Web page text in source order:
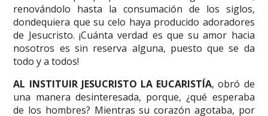
renovándolo hasta la consumación de los siglos,
dondequiera que su celo haya producido adoradores
de Jesucristo. ¡Cuánta verdad es que su amor hacia
nosotros es sin reserva alguna, puesto que se da
todo y a todos!
AL INSTITUIR JESUCRISTO LA EUCARISTÍA, obró de
una manera desinteresada, porque, ¿qué esperaba
de los hombres? Mientras su corazón agotaba, por